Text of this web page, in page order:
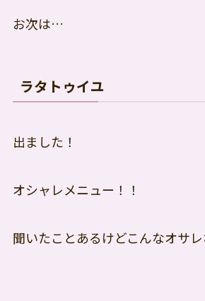
お次は…
ラタトゥイユ
出ました！
オシャレメニュー！！
聞いたことあるけどこんなオサ